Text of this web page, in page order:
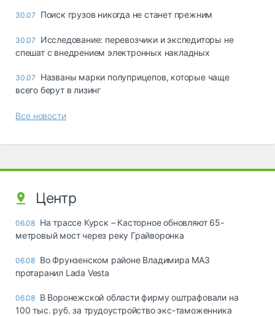
30.07 Поиск грузов никогда не станет прежним
30.07
Исследование: перевозчики и экспедиторы не
спешат с внедрением электронных накладных
30.07
Названы марки полуприцепов, которые чаще
всего берут в лизинг
Все новости
Центр
06.08 На трассе Курск – Касторное обновляют 65-
метровый мост через реку Грайворонка
06.08 Во Фрунзенском районе Владимира МАЗ
протаранил Lada Vesta
06.08 В Воронежской области фирму оштрафовали на
100 тыс. руб. за трудоустройство экс-таможенника